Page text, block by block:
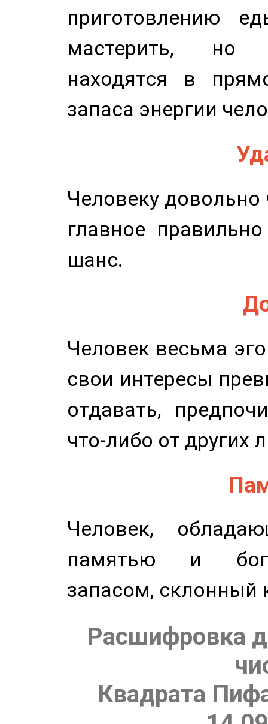
приготовлению
мастерить, но
находятся в
запаса энергии
Человеку довольно
главное
шанс.
Человек весьма
свои интересы
отдавать,
что-либо от других
Человек,
памятью и
запасом, склонный
Расшифровка
Квадрата